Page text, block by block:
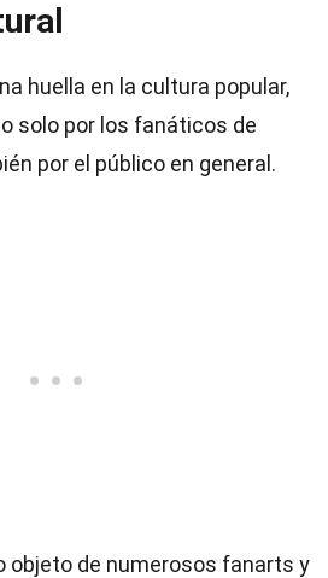
huella en la cultura popular,
solo por los fanáticos de
por el público en general.
objeto de numerosos fanarts y